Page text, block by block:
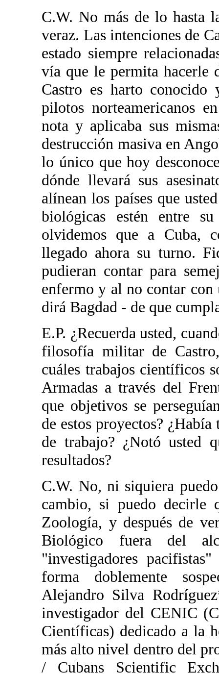
C.W. No más de lo hasta
veraz. Las intenciones de
estado siempre
vía que le permita hacerle
Castro es harto
pilotos norteamericanos
nota y aplicaba sus
destrucción masiva en
lo único que hoy
dónde llevará sus
alínean los países que
biológicas estén entre
olvidemos que a Cuba,
llegado ahora su turno.
pudieran contar para
enfermo y al no contar
dirá Bagdad - de que
E.P. ¿Recuerda usted,
filosofía militar de
cuáles trabajos científicos
Armadas a través del
que objetivos se
de estos proyectos?
de trabajo? ¿Notó usted
resultados?
C.W. No, ni siquiera
cambio, si puedo decirle
Zoología, y después de
Biológico fuera del
"investigadores
forma doblemente
Alejandro Silva
investigador del CENIC
Científicas) dedicado a la
más alto nivel dentro del
/ Cubans Scientific